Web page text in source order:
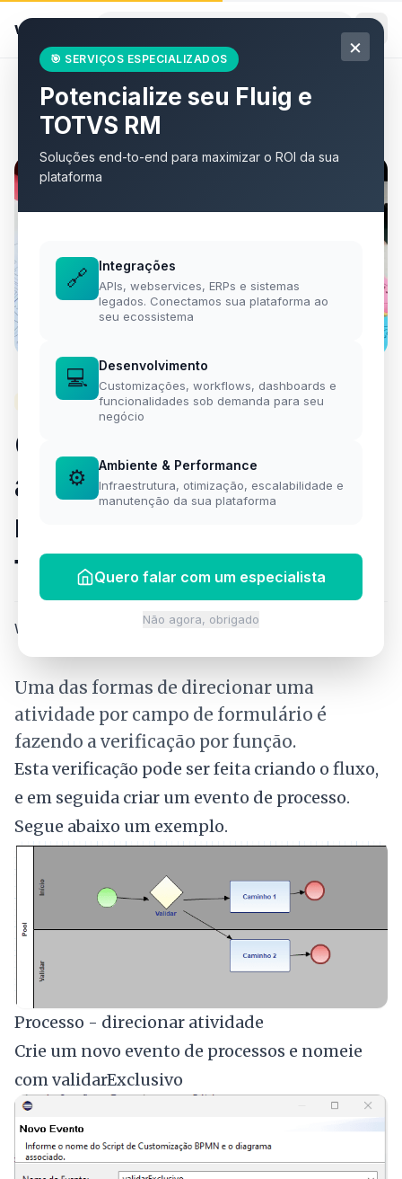
willian
Todos os artigos
Como direcionar as
atividades de Exclusivo
no fluig utilizando
funções.
Willian Silva 19 de dezembro de 2022·1 min de leitura
Uma das formas de direcionar uma
atividade por campo de formulário é
fazendo a verificação por função.
Esta verificação pode ser feita criando o fluxo,
e em seguida criar um evento de processo.
Segue abaixo um exemplo.
Processo - direcionar atividade
Crie um novo evento de processos e nomeie
com validarExclusivo
×
🎯 SERVIÇOS ESPECIALIZADOS
Potencialize seu Fluig e
TOTVS RM
Soluções end-to-end para maximizar o ROI da sua
plataforma
🔗 Integrações
APIs, webservices, ERPs e sistemas
legados. Conectamos sua plataforma ao
seu ecossistema
💻 Desenvolvimento
Customizações, workflows, dashboards e
funcionalidades sob demanda para seu
negócio
⚙️ Ambiente & Performance
Infraestrutura, otimização, escalabilidade e
manutenção da sua plataforma
Quero falar com um especialista
Não agora, obrigado